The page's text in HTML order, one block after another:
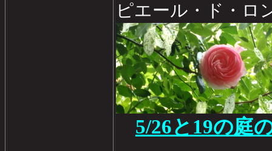
ピエール・ド・ロ
5/26と19の庭